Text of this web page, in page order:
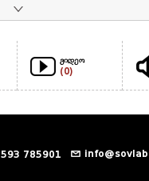
ვიდეო
(0)
593 785901